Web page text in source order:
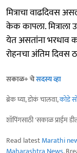
मित्राचा वाढदिवस
केक कापला. मित्राला
येत असतांना भरधाव
रोहनचा अंतिम दिवस
सकाळ+ चेसदस्य व्हा
ब्रेक घ्या, डोकं चालवा,कोडे
शॉपिंगसाठी 'सकाळ प्राईम
Read latestMarathi